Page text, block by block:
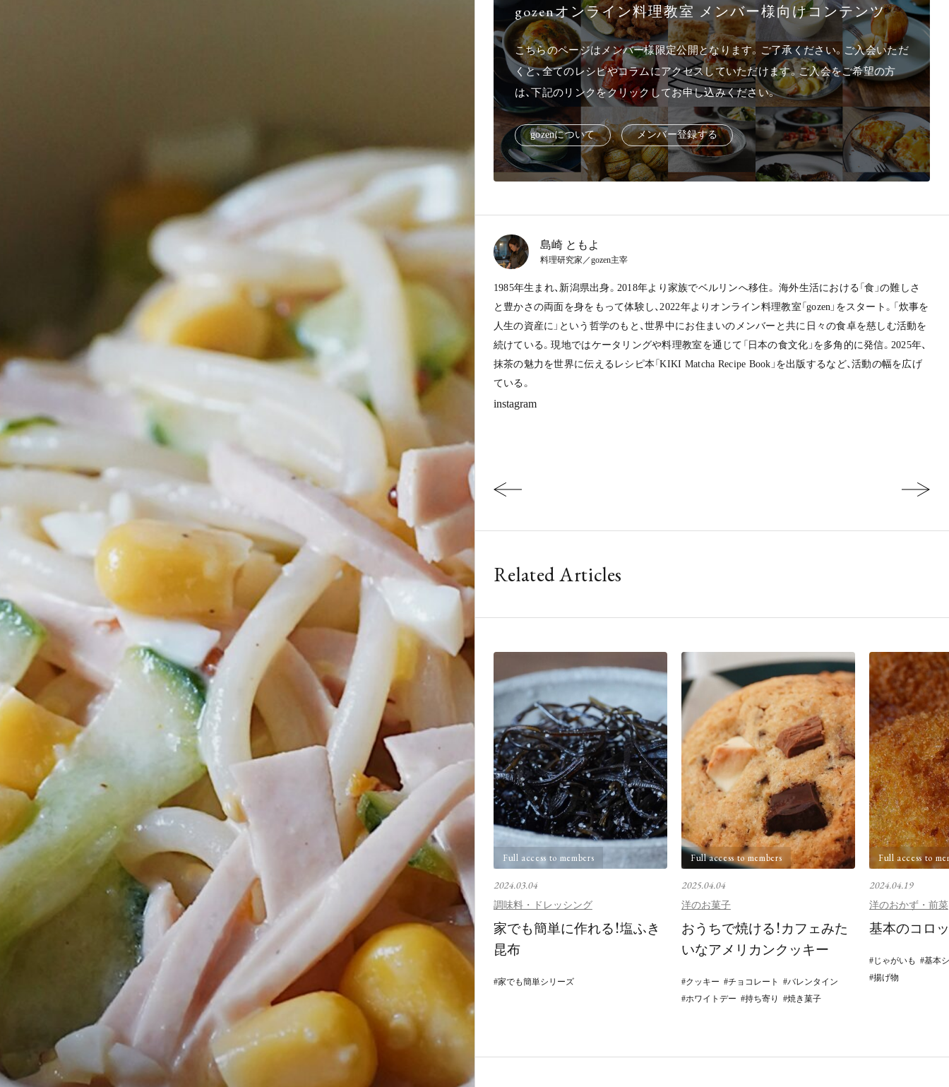
gozenオンライン料理教室 メンバー様向けコンテンツ
こちらのページはメンバー様限定公開となります。ご了承ください。ご入会いただ
くと、全てのレシピやコラムにアクセスしていただけます。ご入会をご希望の方
は、下記のリンクをクリックしてお申し込みください。
gozenについて メ ンバー登録する
島崎 ともよ
料理研究家／gozen主宰
1985年生まれ、新潟県出身。2018年より家族でベルリンへ移住。 海外生活における「食」の難しさ
と豊かさの両面を身をもって体験し、2022年よりオンライン料理教室「gozen」をスタート。「炊事を
人生の資産に」という哲学のもと、世界中にお住まいのメンバーと共に日々の食卓を慈しむ活動を
続けている。現地ではケータリングや料理教室を通じて「日本の食文化」を多角的に発信。2025年、
抹茶の魅力を世界に伝えるレシピ本「KIKI Matcha Recipe Book」を出版するなど、活動の幅を広げ
ている。
instagram
Related Articles
Full access to members
2024.03.04
調味料・ドレッシング
家でも簡単に作れる！塩ふき
昆布
家でも簡単シリーズ
Full access to members
2025.04.04
洋のお菓子
おうちで焼ける！カフェみた
いなアメリカンクッキー
クッキー チョコレート
バレンタイン
ホワイトデー
持ち寄り 焼き菓子
Full access to
2024.04.19
洋のおかず・前菜
基本のコロ
じゃがいも
基本
揚げ物